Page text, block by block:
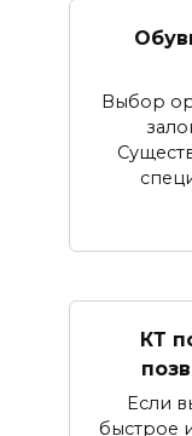
Выбор
КТ
Если
быстрое